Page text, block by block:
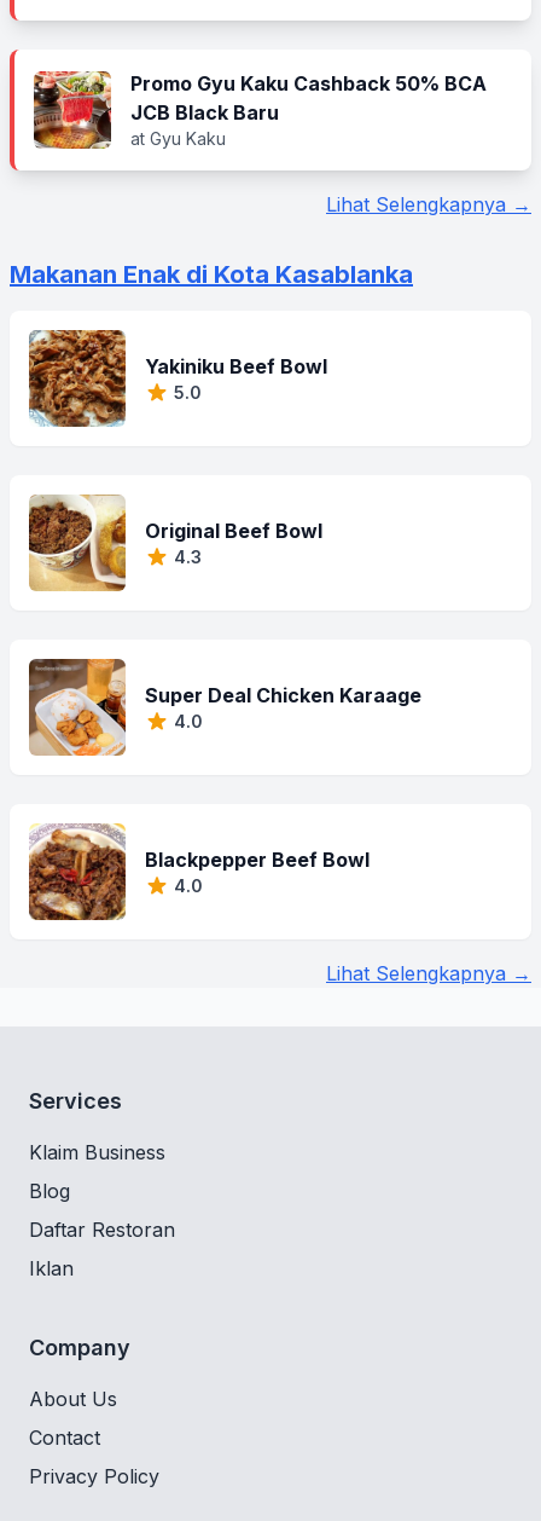
Promo Gyu Kaku Cashback 50% BCA
JCB Black Baru
at Gyu Kaku
Lihat Selengkapnya →
Makanan Enak di Kota Kasablanka
Yakiniku Beef Bowl
5.0
Original Beef Bowl
4.3
Super Deal Chicken Karaage
4.0
Blackpepper Beef Bowl
4.0
Lihat Selengkapnya →
Services
Klaim Business
Blog
Daftar Restoran
Iklan
Company
About Us
Contact
Privacy Policy